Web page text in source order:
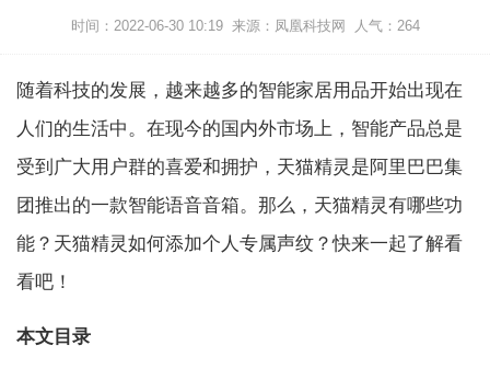
时间：2022-06-30 10:19 来源：凤凰科技网 人气： 264
随着科技的发展，越来越多的智能家居用品开始出现在
人们的生活中。在现今的国内外市场上，智能产品总是
受到广大用户群的喜爱和拥护，天猫精灵是阿里巴巴集
团推出的一款智能语音音箱。那么，天猫精灵有哪些功
能？天猫精灵如何添加个人专属声纹？快来一起了解看
看吧！
本文目录